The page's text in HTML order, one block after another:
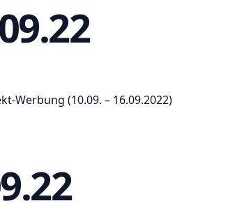
Werbung (10.09. – 16.09.2022)